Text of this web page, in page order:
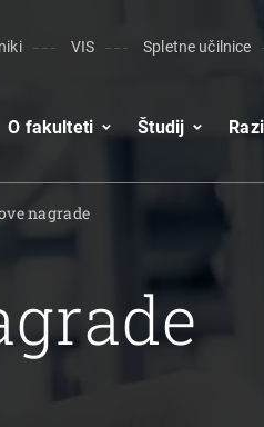
VIS Spletne učilnice
O fakulteti Študij
nagrade